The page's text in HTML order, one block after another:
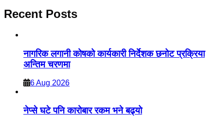
Recent Posts
नागरिक लगानी कोषको कार्यकारी निर्देशक छनोट प्रक्रिया
अन्तिम चरणमा
6 Aug 2026
नेप्से घटे पनि कारोबार रकम भने बढ्यो